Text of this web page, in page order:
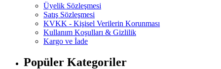
Üyelik Sözleşmesi
Satış Sözleşmesi
KVKK - Kişisel Verilerin Korunması
Kullanım Koşulları & Gizlilik
Kargo ve İade
Popüler Kategoriler